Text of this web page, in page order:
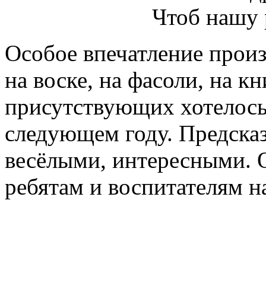
Чтоб нашу
Особое впечатление
на воске, на фасоли, на
присутствующих
следующем году.
весёлыми, интересными.
ребятам и воспитателям